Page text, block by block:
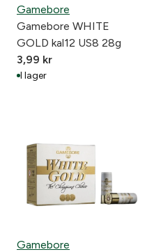
Gamebore
Gamebore WHITE
GOLD kal12 US8 28g
3,99 kr
I lager
Gamebore